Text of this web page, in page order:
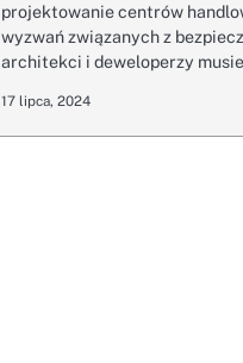
projektowanie centrów
wyzwań związanych z
architekci i deweloperzy
17 lipca, 2024